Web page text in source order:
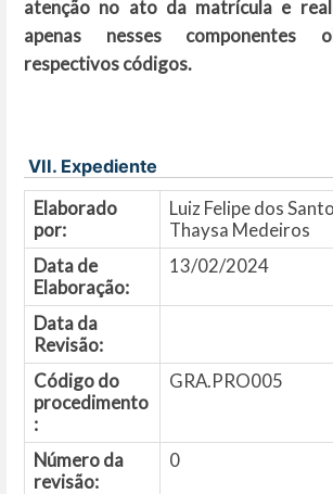
atenção no ato da matrícula e
apenas nesses componentes
respectivos códigos.
VII. Expediente
Elaborado
por:
Luiz Felipe dos
Thaysa Medeiros
Data de
Elaboração:
13/02/2024
Data da
Revisão:
Código do
procedimento
:
GRA.PRO005
Número da
revisão:
0